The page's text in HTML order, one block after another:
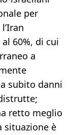
per
60%, di cui
a
subito danni
retto meglio
situazione è